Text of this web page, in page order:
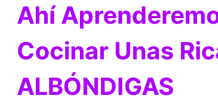
Ahí
Cocinar Unas
ALBÓNDIGAS